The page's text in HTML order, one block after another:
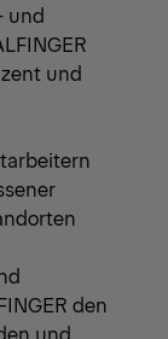
und
und
den
und